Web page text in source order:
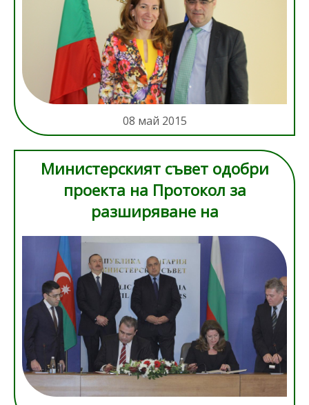
08 май 2015
Министерският съвет одобри
проекта на Протокол за
разширяване на
сътрудничеството между
Министерството на туризма на
Република България и
Министерството на културата и
туризма на Република
Азербайджан в областта на
туризма
1271.jpg